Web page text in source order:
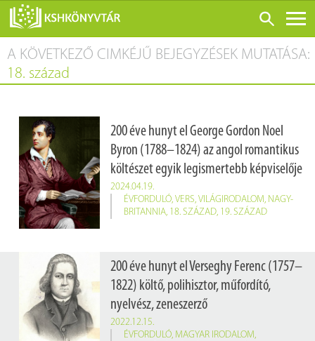
ONLINE KATALÓGUS
RÓLUNK
SZOLGÁLTATÁSOK
KONFERENCIÁK
ADATBÁZISOK
BLOG
A KÖVETKEZŐ CIMKÉJŰ BEJEGYZÉSEK MUTATÁSA:
18. század
200 éve hunyt el George Gordon Noel
Byron (1788–1824) az angol romantikus
költészet egyik legismertebb képviselője
2024.04.19.
ÉVFORDULÓ, VERS, VILÁGIRODALOM, NAGY-
BRITANNIA, 18. SZÁZAD, 19. SZÁZAD
200 éve hunyt el Verseghy Ferenc (1757–
1822) költő, polihisztor, műfordító,
nyelvész, zeneszerző
2022.12.15.
ÉVFORDULÓ, MAGYAR IRODALOM,